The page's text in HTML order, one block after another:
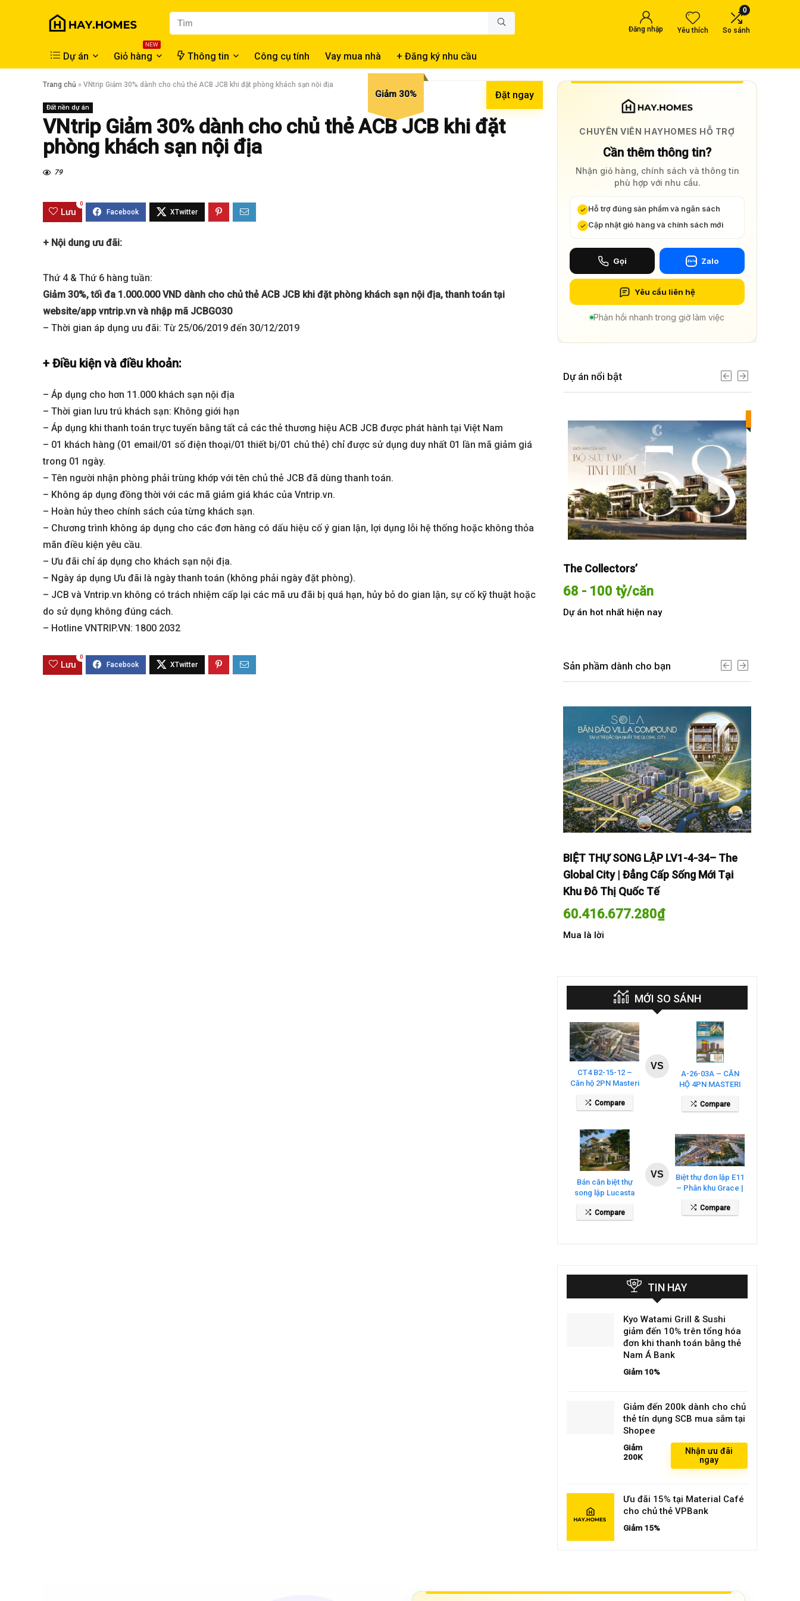
Đăng nhập Yêu thích
0
So sánh
Dự án
NEW
Giỏ hàng Thông tin Công cụ tính Vay mua nhà + Đăng ký nhu cầu
Giảm 30% Đặt ngay
Trang chủ » VNtrip Giảm 30% dành cho chủ thẻ ACB JCB khi đặt phòng khách sạn nội địa
Đất nền dự án
VNtrip Giảm 30% dành cho chủ thẻ ACB JCB khi đặt
phòng khách sạn nội địa
79
Lưu
0
+ Nội dung ưu đãi:
Thứ 4 & Thứ 6 hàng tuần:
Giảm 30%, tối đa 1.000.000 VND dành cho chủ thẻ ACB JCB khi đặt phòng khách sạn nội địa, thanh toán tại
website/app vntrip.vn và nhập mã JCBGO30
– Thời gian áp dụng ưu đãi: Từ 25/06/2019 đến 30/12/2019
+ Điều kiện và điều khoản:
– Áp dụng cho hơn 11.000 khách sạn nội địa
– Thời gian lưu trú khách sạn: Không giới hạn
– Áp dụng khi thanh toán trực tuyến bằng tất cả các thẻ thương hiệu ACB JCB được phát hành tại Việt Nam
– 01 khách hàng (01 email/01 số điện thoại/01 thiết bị/01 chủ thẻ) chỉ được sử dụng duy nhất 01 lần mã giảm giá
trong 01 ngày.
– Tên người nhận phòng phải trùng khớp với tên chủ thẻ JCB đã dùng thanh toán.
– Không áp dụng đồng thời với các mã giảm giá khác của Vntrip.vn.
– Hoàn hủy theo chính sách của từng khách sạn.
– Chương trình không áp dụng cho các đơn hàng có dấu hiệu cố ý gian lận, lợi dụng lỗi hệ thống hoặc không thỏa
mãn điều kiện yêu cầu.
– Ưu đãi chỉ áp dụng cho khách sạn nội địa.
– Ngày áp dụng Ưu đãi là ngày thanh toán (không phải ngày đặt phòng).
– JCB và Vntrip.vn không có trách nhiệm cấp lại các mã ưu đãi bị quá hạn, hủy bỏ do gian lận, sự cố kỹ thuật hoặc
do sử dụng không đúng cách.
– Hotline VNTRIP.VN: 1800 2032
Lưu
0
CHUYÊN VIÊN HAYHOMES HỖ TRỢ
Cần thêm thông tin?
Nhận giỏ hàng, chính sách và thông tin
phù hợp với nhu cầu.
Hỗ trợ đúng sản phẩm và ngân sách
Cập nhật giỏ hàng và chính sách mới
Gọi Zalo Zalo
Yêu cầu liên hệ
Phản hồi nhanh trong giờ làm việc
Dự án nổi bật
The Global City
68 tỷ/căn
án hot nhất hiện nay
Gladia By The Waters
Từ 23 tỷ/căn Call
The Collectors’
68 - 100 tỷ/căn
Dự án hot nhất hiện nay
Sản phầm dành cho bạn
BIỆT THỰ SONG LẬP LV1-4-34– The
Global City | Đẳng Cấp Sống Mới Tại
Khu Đô Thị Quốc Tế
60.416.677.280₫
Mua là lời
MỚI SO SÁNH
CT4 B2-15-12 –
Căn hộ 2PN Masteri
Compare
VS
A-26-03A – CĂN
HỘ 4PN MASTERI
COSMO CENTRAL
– THE GLOBAL
Compare
Bán căn biệt thự
song lập Lucasta
Villa – DT 175m2
giá 26 tỷ
Compare
VS
Biệt thự đơn lập E11
– Phân khu Grace |
Waters
Compare
TIN HAY
Kyo Watami Grill & Sushi
giảm đến 10% trên tổng hóa
đơn khi thanh toán bằng thẻ
Nam Á Bank
Giảm 10%
Giảm đến 200k dành cho chủ
thẻ tín dụng SCB mua sắm tại
Shopee
Giảm
200K
Nhận ưu đãi
ngay
Ưu đãi 15% tại Material Café
cho chủ thẻ VPBank
Giảm 15%